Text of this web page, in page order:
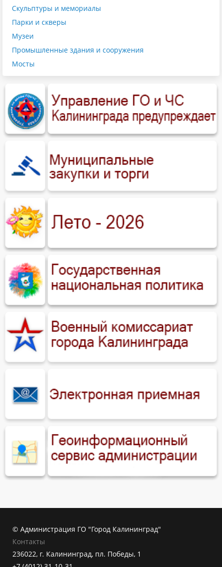
Скульптуры и мемориалы
Парки и скверы
Музеи
Промышленные здания и сооружения
Мосты
© Администрация ГО "Город Калининград"
Контакты
236022, г. Калининград, пл. Победы, 1